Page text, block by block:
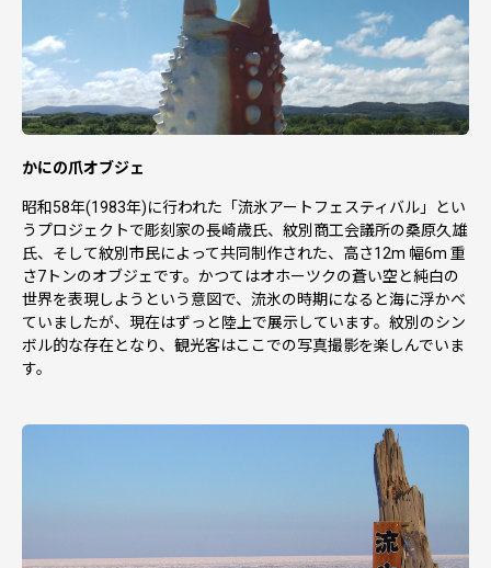
かにの爪オブジェ
昭和58年(1983年)に行われた「流氷アートフェスティバル」とい
うプロジェクトで彫刻家の長崎歳氏、紋別商工会議所の桑原久雄
氏、そして紋別市民によって共同制作された、高さ12m 幅6m 重
さ7トンのオブジェです。かつてはオホーツクの蒼い空と純白の
世界を表現しようという意図で、流氷の時期になると海に浮かべ
ていましたが、現在はずっと陸上で展示しています。紋別のシン
ボル的な存在となり、観光客はここでの写真撮影を楽しんでいま
す。